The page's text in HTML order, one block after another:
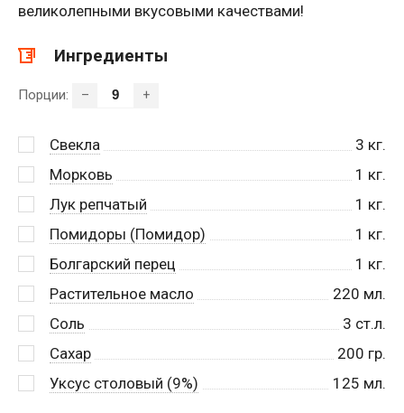
великолепными вкусовыми качествами!
Ингредиенты
Порции: – +
Свекла 3 кг.
Морковь
1 кг.
Лук репчатый
1 кг.
Помидоры (Помидор)
1 кг.
Болгарский перец
1 кг.
Растительное масло
220 мл.
Соль
3 ст.л.
Сахар
200 гр.
Уксус столовый (9%)
125 мл.